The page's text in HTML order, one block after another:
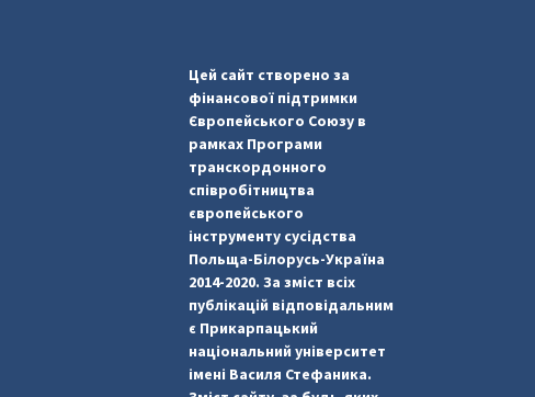
Цей сайт створено за
фінансової підтримки
Європейського Союзу в
рамках Програми
транскордонного
співробітництва
європейського
інструменту сусідства
Польща-Білорусь-Україна
2014-2020. За зміст всіх
публікацій відповідальним
є Прикарпацький
національний університет
імені Василя Стефаника.